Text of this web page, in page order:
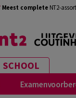
Meest completeNT2-
SCHOOL